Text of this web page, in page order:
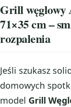
Grill węglowy
71×35 cm –
rozpalenia
Jeśli szukasz
domowych
model Grill